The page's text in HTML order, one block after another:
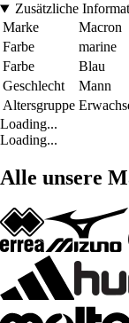
Zusätzliche
Marke
Macron
Farbe
marine
Farbe
Blau
Geschlecht
Mann
Altersgruppe
Loading...
Loading...
Alle unsere